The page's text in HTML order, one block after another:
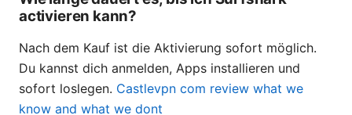
activieren kann?
Nach dem Kauf ist die Aktivierung sofort möglich.
Du kannst dich anmelden, Apps installieren und
sofort loslegen. Castlevpn com review what we
know and what we dont